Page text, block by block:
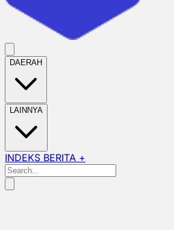
DAERAH
LAINNYA
INDEKS BERITA +